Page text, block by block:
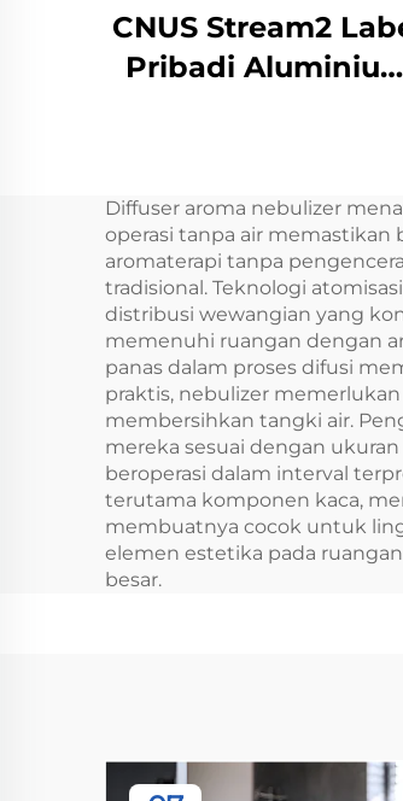
CNUS Stream2
Pribadi Aluminium
WIFI Control
Diffuser
Diffuser aroma nebulizer
operasi tanpa air
aromaterapi tanpa
tradisional. Teknologi
distribusi wewangian yang
memenuhi ruangan dengan
panas dalam proses difusi
praktis, nebulizer
membersihkan tangki air.
mereka sesuai dengan
beroperasi dalam interval
terutama komponen kaca,
membuatnya cocok untuk
elemen estetika pada
besar.